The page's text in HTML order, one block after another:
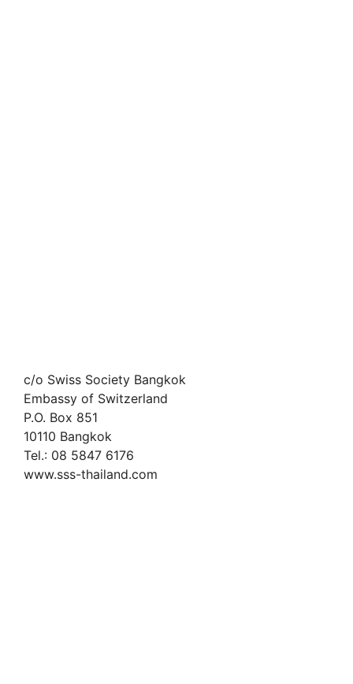
c/o Swiss Society Bangkok
Embassy of Switzerland
P.O. Box 851
10110 Bangkok
Tel.: 08 5847 6176
www.sss-thailand.com